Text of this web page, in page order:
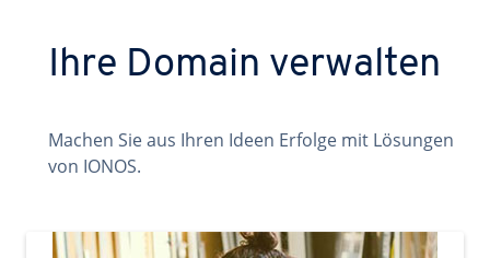
Ihre Domain verwalten
Machen Sie aus Ihren Ideen Erfolge mit Lösungen
von IONOS.